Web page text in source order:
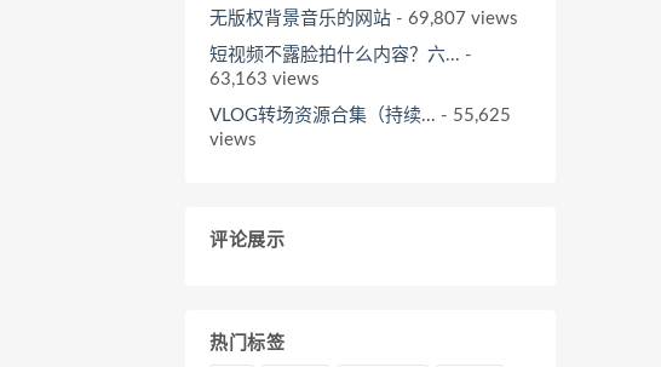
无版权背景音乐的网站 - 69,807 views
短视频不露脸拍什么内容？六... -
63,163 views
VLOG转场资源合集（持续... - 55,625
views
评论展示
热门标签